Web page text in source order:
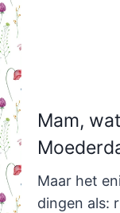
Mam,
Maar het
dingen als: